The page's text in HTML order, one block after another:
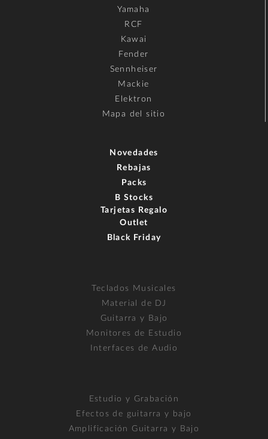
Yamaha
RCF
Kawai
Fender
Sennheiser
Mackie
Elektron
Mapa del sitio
Novedades
Rebajas
Packs
B Stocks
Tarjetas Regalo
Outlet
Black Friday
Teclados Musicales
Material de DJ
Guitarra y Bajo
Monitores de Estudio
Interfaces de Audio
Estudio y Grabación
Efectos de guitarra y bajo
Amplificación Guitarra y Bajo